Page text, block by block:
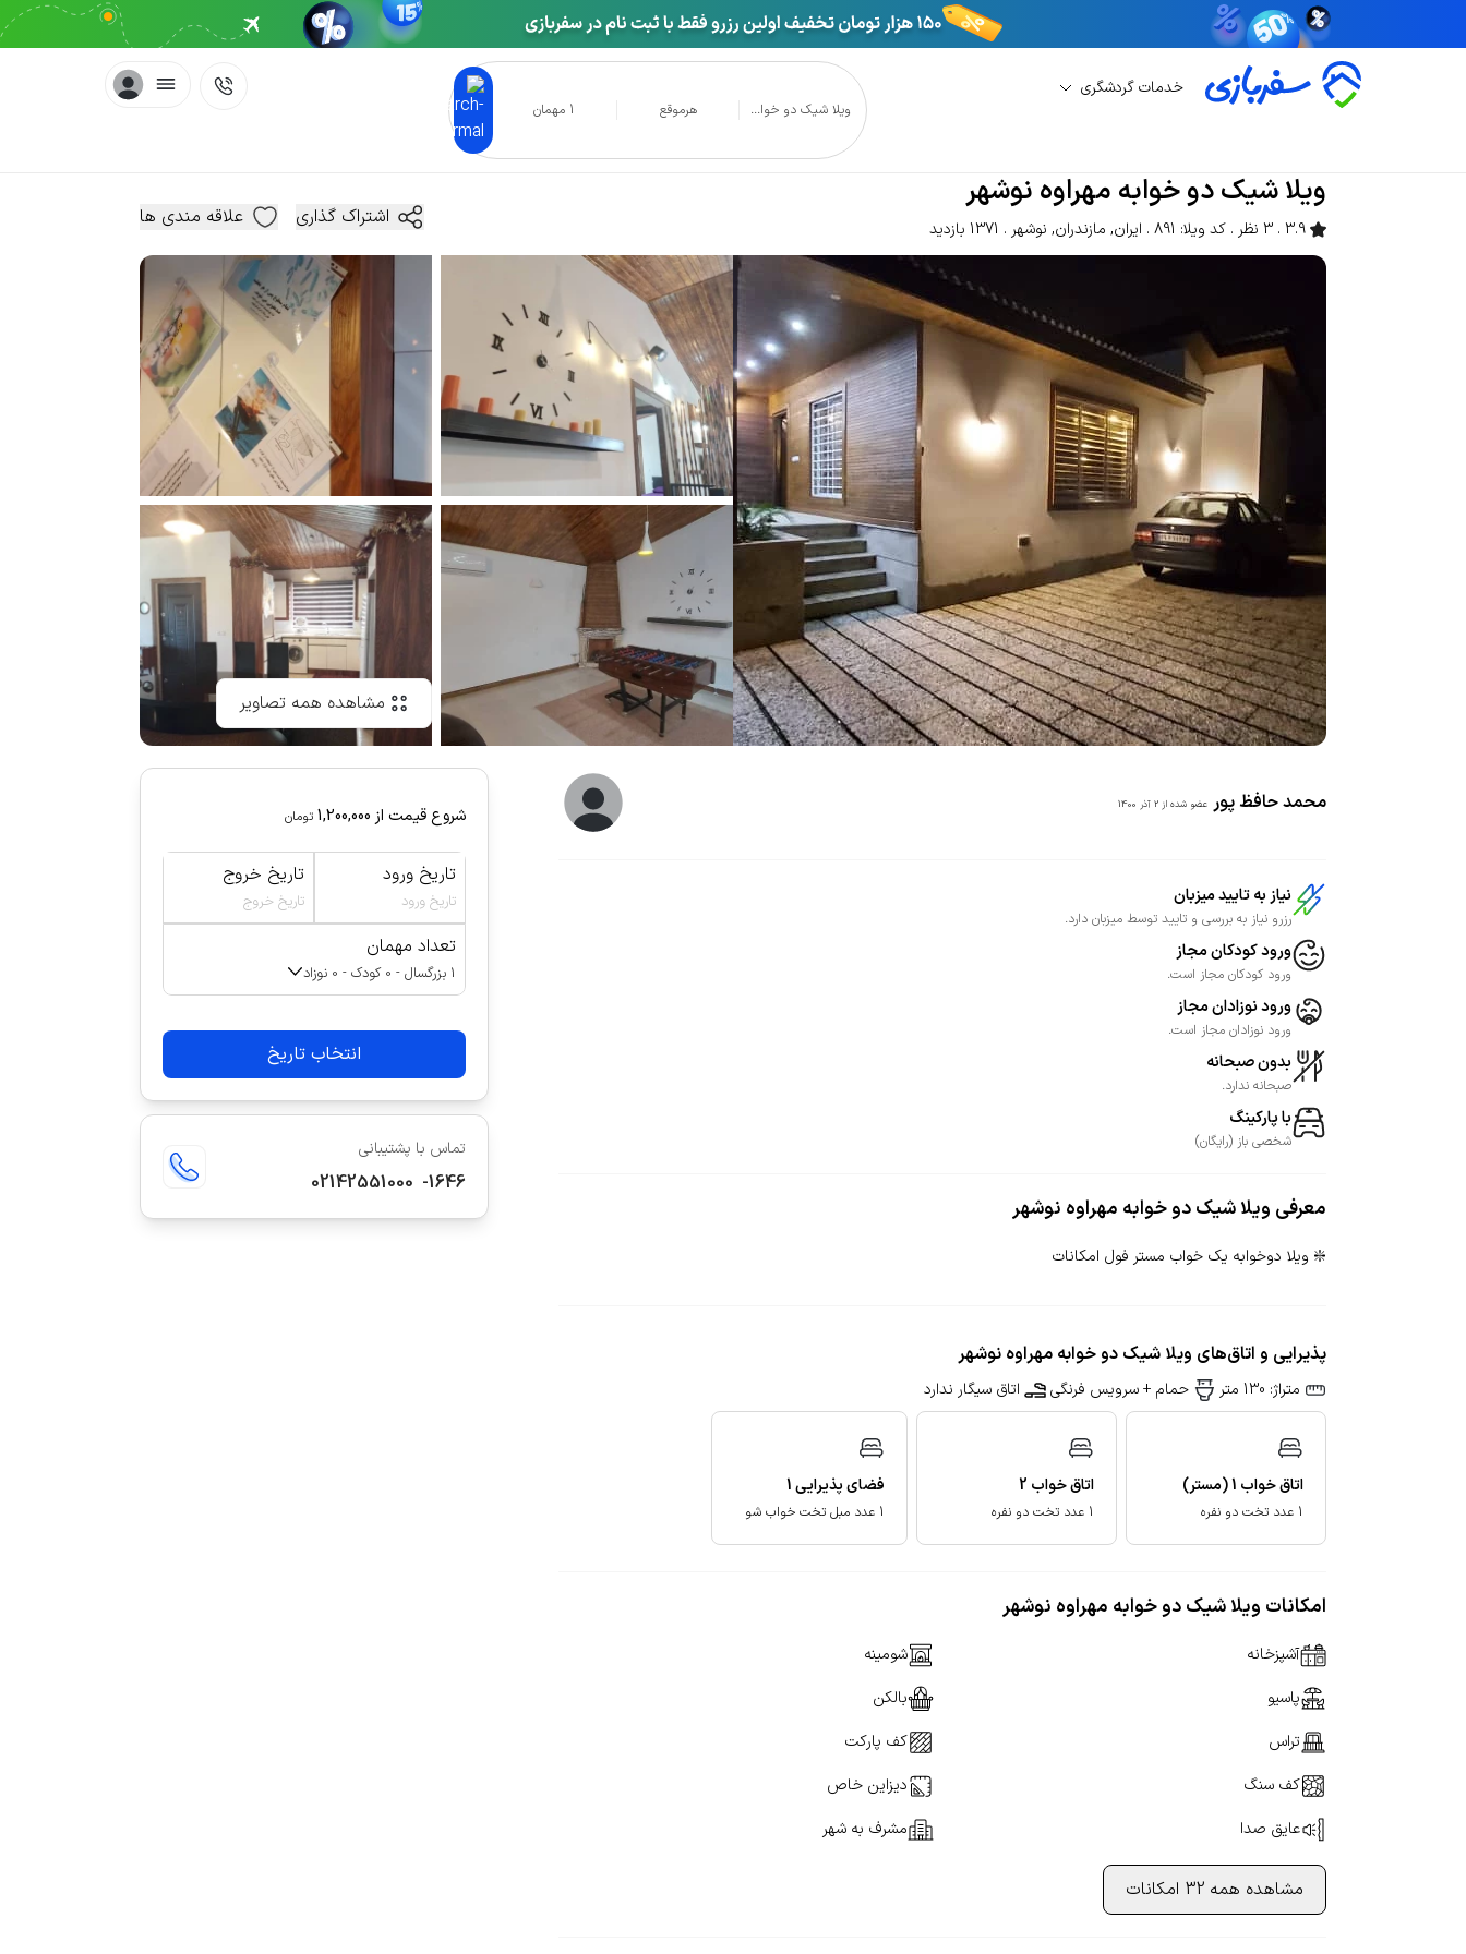
خدمات گردشگری
ویلا شیک دو خوا... هرموقع 1 مهمان
ویلا شیک دو خوابه مهراوه نوشهر
3.9 3 نظر کد ویلا: 891 ایران, مازندران, نوشهر 1371 بازدید اشتراک گذاری علاقه مندی ها
مشاهده همه تصاویر
محمد حافظ پور عضو شده از 2 آذر 1400
نیاز به تایید میزبان
رزرو نیاز به بررسی و تایید توسط میزبان دارد.
ورود کودکان مجاز
ورود کودکان مجاز است.
ورود نوزادان مجاز
ورود نوزادان مجاز است.
بدون صبحانه
صبحانه ندارد.
با پارکینگ
شخصی باز (رایگان)
معرفی ویلا شیک دو خوابه مهراوه نوشهر
❇️ ویلا دوخوابه یک خواب مستر فول امکانات
پذیرایی و اتاق‌های ویلا شیک دو خوابه مهراوه نوشهر
متراژ: 130 متر حمام + سرویس فرنگی اتاق سیگار ندارد
اتاق خواب 1(مستر)
1 عدد تخت دو نفره
اتاق خواب 2
1 عدد تخت دو نفره
فضای پذیرایی1
1 عدد مبل تخت خواب شو
امکانات ویلا شیک دو خوابه مهراوه نوشهر
آشپزخانه
شومینه
پاسیو
بالکن
تراس
کف پارکت
کف سنگ
دیزاین خاص
عایق صدا
مشرف به شهر
مشاهده همه 32 امکانات
شروع قیمت از 1,200,000 تومان
تاریخ ورود
تاریخ ورود
تاریخ خروج
تاریخ خروج
تعداد مهمان
1 بزرگسال - 0 کودک - 0 نوزاد
انتخاب تاریخ
تماس با پشتیبانی
02142551000 -1646